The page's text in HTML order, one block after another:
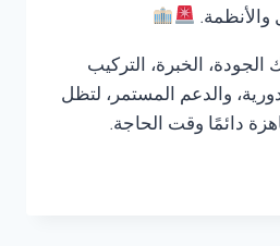
والأنظمة.
الجودة، الخبرة، التركيب
والدعم المستمر، لتظل
دائمًا وقت الحاجة.